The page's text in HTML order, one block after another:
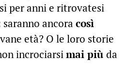
per anni e ritrovatesi
ancora così
età? O le loro storie
incrociarsimai più da